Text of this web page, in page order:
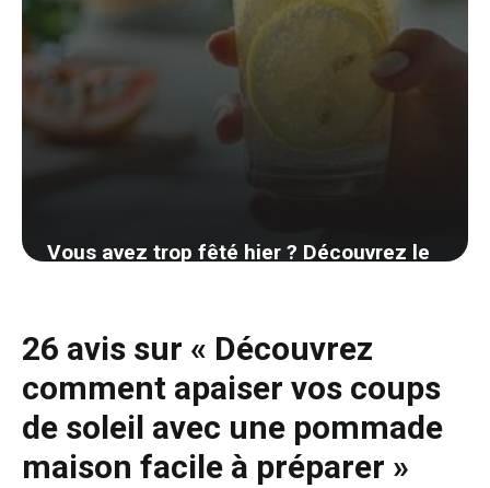
Vous avez trop fêté hier ? Découvrez le
1 septembre 2024
26 avis sur « Découvrez
comment apaiser vos coups
de soleil avec une pommade
maison facile à préparer »